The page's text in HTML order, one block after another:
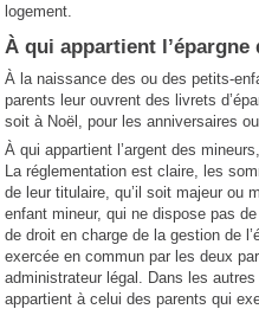
logement.
À qui appartient l’épargne
À la naissance des ou des petits-
parents leur ouvrent des livrets
soit à Noël, pour les anniversaires
À qui appartient l’argent des
La réglementation est claire, les
de leur titulaire, qu’il soit majeur ou
enfant mineur, qui ne dispose pas
de droit en charge de la gestion de
exercée en commun par les deux
administrateur légal. Dans les
appartient à celui des parents qui